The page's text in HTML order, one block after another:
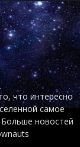
что интересно
самое
новостей